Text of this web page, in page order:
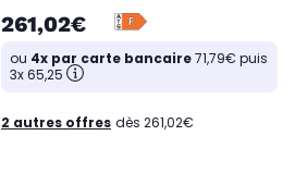
261,02€
ou 4x par carte bancaire71,79€ puis
3x 65,25
2 autres offres dès 261,02€